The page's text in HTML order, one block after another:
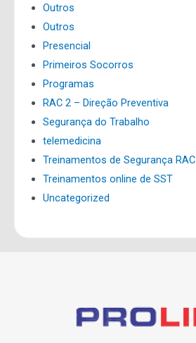
Outros
Outros
Presencial
Primeiros Socorros
Programas
RAC 2 – Direção Preventiva
Segurança do Trabalho
telemedicina
Treinamentos de Segurança RAC
Treinamentos online de SST
Uncategorized